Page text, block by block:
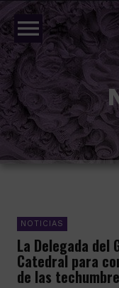
menu
NOTICIAS
La Delegada del
Catedral para
de las